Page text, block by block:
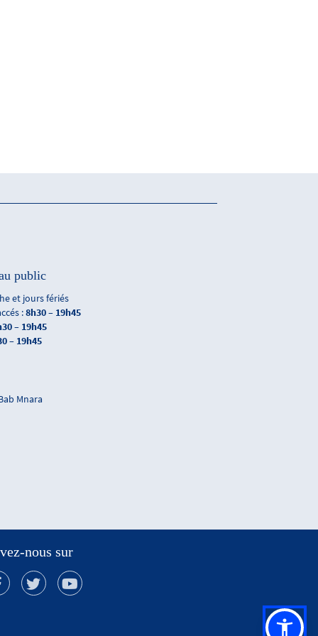
public
et jours fériés
:8h30 – 19h45
– 19h45
– 19h45
Mnara
nous sur